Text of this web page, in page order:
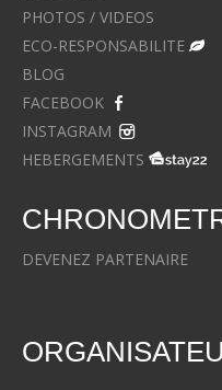
PHOTOS / VIDEOS
ECO-RESPONSABILITE
BLOG
FACEBOOK
INSTAGRAM
HEBERGEMENTS
DEVENEZ PARTENAIRE